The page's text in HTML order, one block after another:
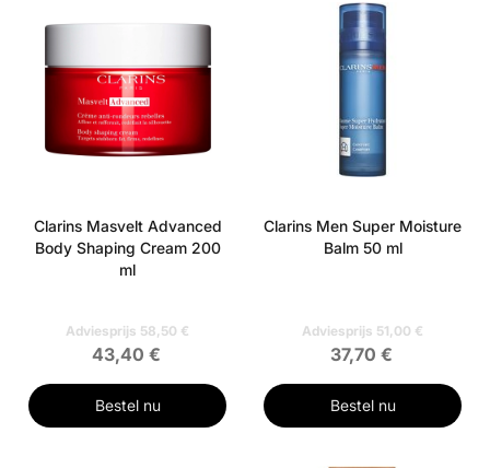
Clarins Masvelt Advanced
Body Shaping Cream 200
ml
Adviesprijs 58,50 €
43,40 €
Bestel nu
Clarins Men Super Moisture
Balm 50 ml
Adviesprijs 51,00 €
37,70 €
Bestel nu